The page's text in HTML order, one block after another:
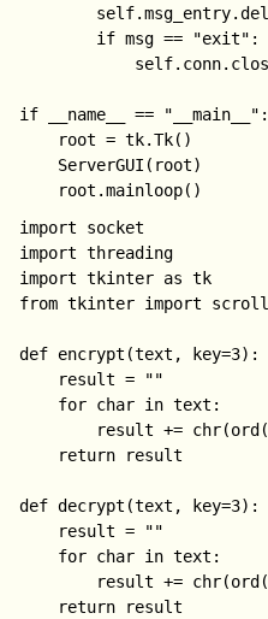
        if msg == "exit":
if __name__ == "__main__":
    root = tk.Tk()
    ServerGUI(root)
import socket
import threading
import tkinter as tk
from tkinter import
def encrypt(text, key=3):
    result = ""
    for char in text:
result +=
    return result
def decrypt(text, key=3):
    result = ""
    for char in text:
result +=
    return result